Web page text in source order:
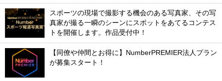
スポーツの現場で撮影する機会のある写真家、その写
真家が撮る一瞬のシーンにスポットをあてるコンテス
トを開催します。作品受付中！
【同僚や仲間とお得に】NumberPREMIER法人プラン
が募集スタート！